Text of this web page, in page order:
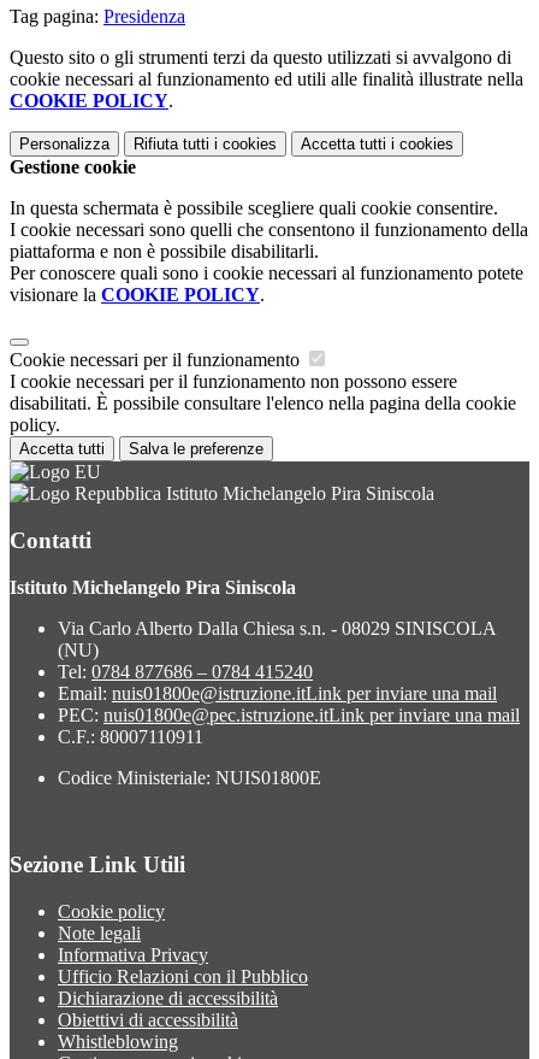
Tag pagina: Presidenza
Questo sito o gli strumenti terzi da questo utilizzati si avvalgono di
cookie necessari al funzionamento ed utili alle finalità illustrate nella
COOKIE POLICY.
Personalizza Rifiuta tutti i cookies Accetta tutti i cookies
Gestione cookie
In questa schermata è possibile scegliere quali cookie consentire.
I cookie necessari sono quelli che consentono il funzionamento della
piattaforma e non è possibile disabilitarli.
Per conoscere quali sono i cookie necessari al funzionamento potete
visionare la COOKIE POLICY.
Cookie necessari per il funzionamento
I cookie necessari per il funzionamento non possono essere
disabilitati. È possibile consultare l'elenco nella pagina della cookie
policy.
Accetta tutti Salva le preferenze
Istituto Michelangelo Pira Siniscola
Contatti
Istituto Michelangelo Pira Siniscola
Via Carlo Alberto Dalla Chiesa s.n. - 08029 SINISCOLA
(NU)
Tel: 0784 877686 – 0784 415240
Email: nuis01800e@istruzione.itLink per inviare una mail
PEC: nuis01800e@pec.istruzione.itLink per inviare una mail
C.F.: 80007110911
Codice Ministeriale: NUIS01800E
Sezione Link Utili
Cookie policy
Note legali
Informativa Privacy
Ufficio Relazioni con il Pubblico
Dichiarazione di accessibilità
Obiettivi di accessibilità
Whistleblowing